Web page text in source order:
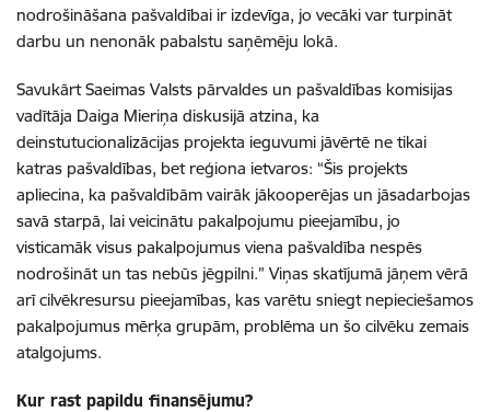
nodrošināšana pašvaldībai ir izdevīga, jo vecāki var turpināt
darbu un nenonāk pabalstu saņēmēju lokā.
Savukārt Saeimas Valsts pārvaldes un pašvaldības komisijas
vadītāja Daiga Mieriņa diskusijā atzina, ka
deinstutucionalizācijas projekta ieguvumi jāvērtē ne tikai
katras pašvaldības, bet reģiona ietvaros: “Šis projekts
apliecina, ka pašvaldībām vairāk jākooperējas un jāsadarbojas
savā starpā, lai veicinātu pakalpojumu pieejamību, jo
visticamāk visus pakalpojumus viena pašvaldība nespēs
nodrošināt un tas nebūs jēgpilni.” Viņas skatījumā jāņem vērā
arī cilvēkresursu pieejamības, kas varētu sniegt nepieciešamos
pakalpojumus mērķa grupām, problēma un šo cilvēku zemais
atalgojums.
Kur rast papildu finansējumu?